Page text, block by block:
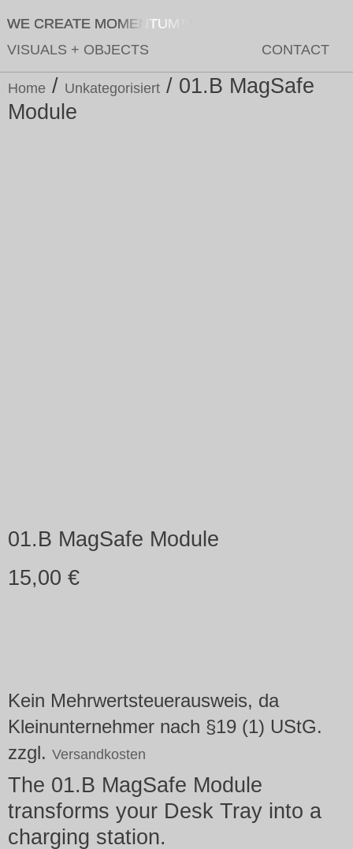
WE CREATE MOMENTUM™
VISUALS + OBJECTS CONTACT
Home / Unkategorisiert / 01.B MagSafe
Module
01.B MagSafe Module
15,00 €
Kein Mehrwertsteuerausweis, da
Kleinunternehmer nach §19 (1) UStG.
zzgl. Versandkosten
The 01.B MagSafe Module
transforms your Desk Tray into a
charging station.